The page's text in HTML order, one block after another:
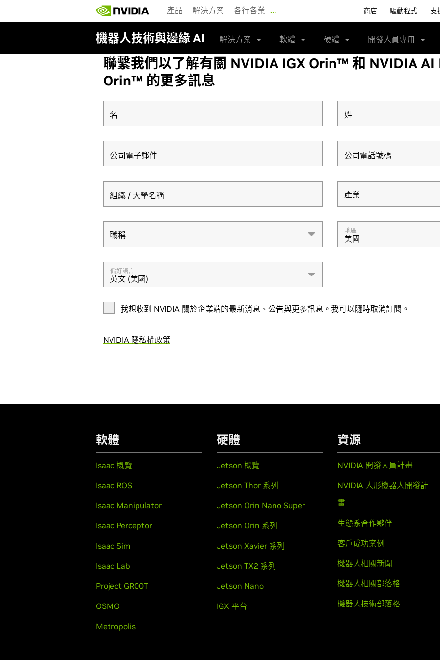
main
產品 解決方案 各行各業 … 商店 驅動程式 支
機器人技術與邊緣 AI 解決方案 軟體 硬體 開發人員專用
聯繫我們以了解有關 NVIDIA IGX Orin™ 和 NVIDIA
Orin™ 的更多訊息
名 姓
公司電子郵件 公司電話號碼
組織 / 大學名稱 產業
產業
職稱
職稱 地區
美國
偏好語言
英文 (美國)
我想收到 NVIDIA 關於企業端的最新消息、公告與更多訊息。我可以隨時取消訂閱。
NVIDIA 隱私權政策
軟體
Isaac 概覽
Isaac ROS
Isaac Manipulator
Isaac Perceptor
Isaac Sim
Isaac Lab
Project GR00T
OSMO
Metropolis
硬體
Jetson 概覽
Jetson Thor 系列
Jetson Orin Nano Super
Jetson Orin 系列
Jetson Xavier 系列
Jetson TX2 系列
Jetson Nano
IGX 平台
資源
NVIDIA 開發人員計畫
NVIDIA 人形機器人開發計
畫
生態系合作夥伴
客戶成功案例
機器人相關新聞
機器人相關部落格
機器人技術部落格